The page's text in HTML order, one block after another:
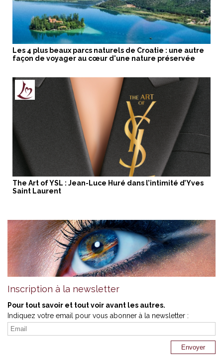
Les 4 plus beaux parcs naturels de Croatie : une autre
façon de voyager au cœur d'une nature préservée
The Art of YSL : Jean-Luce Huré dans l’intimité d’Yves
Saint Laurent
Inscription à la newsletter
Pour tout savoir et tout voir avant les autres.
Indiquez votre email pour vous abonner à la newsletter :